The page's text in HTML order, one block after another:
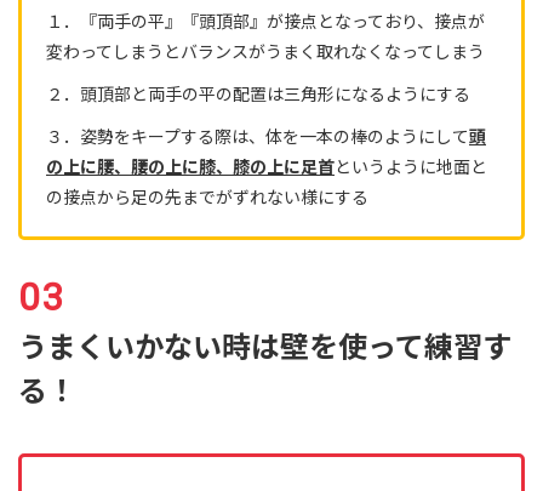
１．『両手の平』『頭頂部』が接点となっており、接点が
変わってしまうとバランスがうまく取れなくなってしまう
２．頭頂部と両手の平の配置は三角形になるようにする
３．姿勢をキープする際は、体を一本の棒のようにして頭
の上に腰、腰の上に膝、膝の上に足首というように地面と
の接点から足の先までがずれない様にする
うまくいかない時は壁を使って練習す
る！